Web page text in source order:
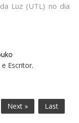
Luz (UTL) no dia
Escritor.
Next » Last